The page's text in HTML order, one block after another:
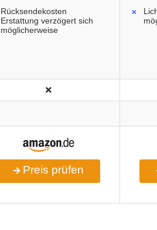
Rücksendekosten
Erstattung verzögert sich
möglicherweise
Preis prüfen